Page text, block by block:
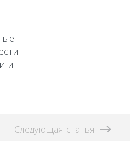
и
Следующая статья